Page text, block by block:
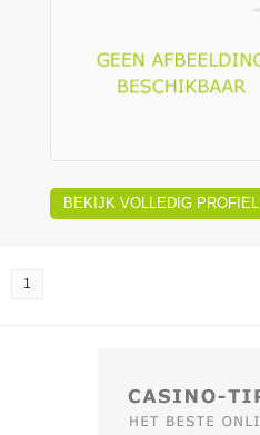
BEKIJK VOLLEDIG PROFIEL
1